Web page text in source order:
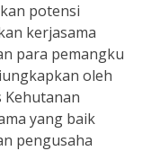
potensi
kerjasama
para pemangku
oleh
Kehutanan
yang baik
pengusaha